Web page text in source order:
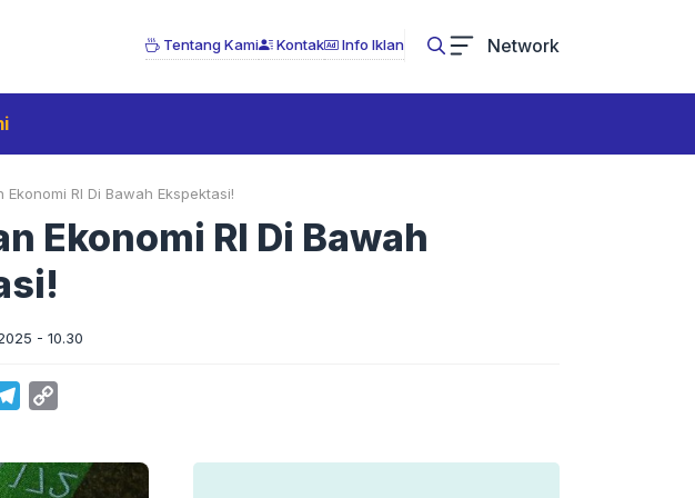
Tentang Kami Kontak Info Iklan Network
RI Di Bawah Ekspektasi!
Ekonomi RI Di Bawah
- 10.30
Telegram